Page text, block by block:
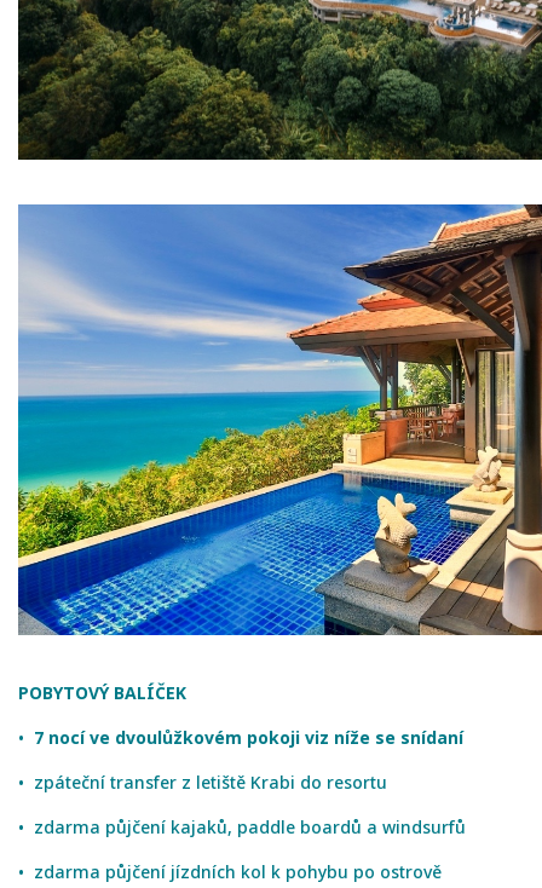
POBYTOVÝ BALÍČEK
• 7 nocí ve dvoulůžkovém pokoji viz níže se snídaní
• zpáteční transfer z letiště Krabi do resortu
• zdarma půjčení kajaků, paddle boardů a windsurfů
• zdarma půjčení jízdních kol k pohybu po ostrově